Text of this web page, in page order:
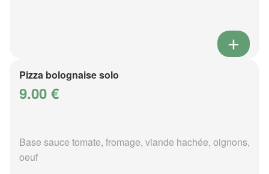
Pizza bolognaise solo
9.00 €
Base sauce tomate, fromage, viande hachée, oignons,
oeuf